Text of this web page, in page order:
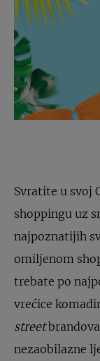
Svratite u svoj
shoppingu uz
najpoznatijih
omiljenom
trebate po
vrećice
street
nezaobilazne